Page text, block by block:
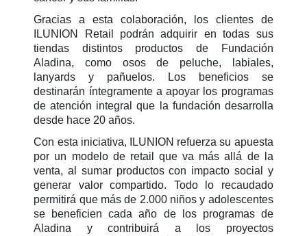
Gracias a esta colaboración, los clientes de
ILUNION Retail podrán adquirir en todas sus
tiendas distintos productos de Fundación
Aladina, como osos de peluche, labiales,
lanyards y pañuelos. Los beneficios se
destinarán íntegramente a apoyar los programas
de atención integral que la fundación desarrolla
desde hace 20 años.
Con esta iniciativa, ILUNION refuerza su apuesta
por un modelo de retail que va más allá de la
venta, al sumar productos con impacto social y
generar valor compartido. Todo lo recaudado
permitirá que más de 2.000 niños y adolescentes
se beneficien cada año de los programas de
Aladina y contribuirá a los proyectos